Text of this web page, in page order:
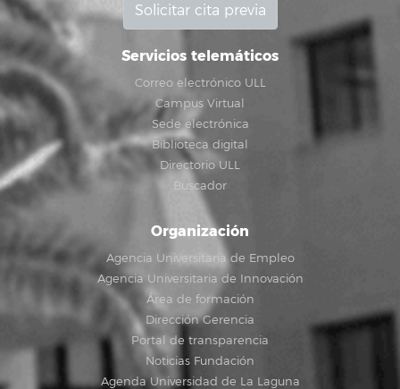
Solicitar cita previa
Servicios telemáticos
Correo electrónico ULL
Campus Virtual
Sede electrónica
Biblioteca digital
Directorio ULL
Buscador
Organización
Agencia Universitaria de Empleo
Agencia Universitaria de Innovación
Área de formación
Dirección Gerencia
Portal de transparencia
Noticias Fundación
Agenda Universidad de La Laguna